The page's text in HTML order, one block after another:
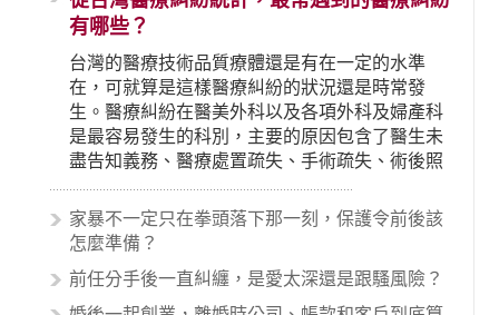
有哪些？
台灣的醫療技術品質療體還是有在一定的水準
在，可就算是這樣醫療糾紛的狀況還是時常發
生。醫療糾紛在醫美外科以及各項外科及婦產科
是最容易發生的科別，主要的原因包含了醫生未
盡告知義務、醫療處置疏失、手術疏失、術後照
顧失當、醫療費用的收取。雖然醫學進步，但醫
生與病患之間引起的糾紛還是經常發生。很多案
例中最後都走向訴訟流程，我們如果不幸遇到相
的內容其實非常多，有些案例…
家暴不一定只在拳頭落下那一刻，保護令前後該
怎麼準備？
前任分手後一直糾纏，是愛太深還是跟騷風險？